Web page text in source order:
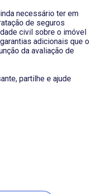
necessário ter em
de seguros
civil sobre o imóvel
adicionais que o
da avaliação de
partilhe e ajude